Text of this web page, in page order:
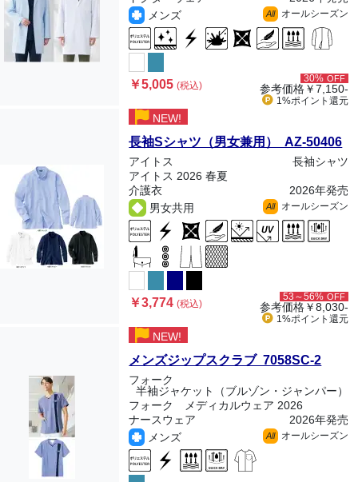
メンズ
All オールシーズン
￥5,005(税込)
30% OFF
参考価格￥7,150-
1%ポイント 還元
NEW!
長袖Sシャツ（男女兼用） AZ-50406
アイトス
長袖シャツ
アイトス 2026 春夏
介護衣
2026年発売
男女共用
All オールシーズン
￥3,774(税込)
53～56% OFF
参考価格￥8,030-
1%ポイント 還元
NEW!
メンズジップスクラブ 7058SC-2
フォーク
半袖ジャケット（ブルゾン・ジャンパー）
フォーク メディカルウェア 2026
ナースウェア
2026年発売
メンズ
All オールシーズン